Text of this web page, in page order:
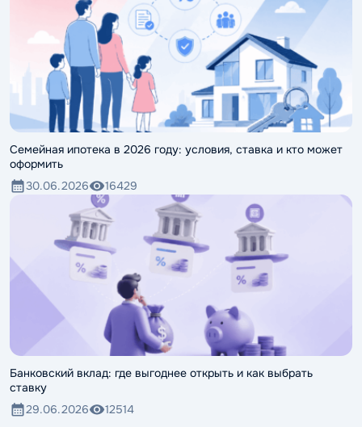
Семейная ипотека в 2026 году: условия, ставка и кто может
оформить
30.06.2026
16429
Банковский вклад: где выгоднее открыть и как выбрать
ставку
29.06.2026
12514